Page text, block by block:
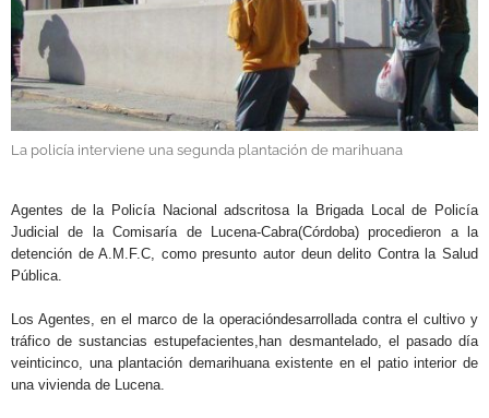
GALERÍAS
La policía interviene una segunda plantación de marihuana
Agentes de la Policía Nacional adscritosa la Brigada Local de Policía
Judicial de la Comisaría de Lucena-Cabra(Córdoba) procedieron a la
detención de A.M.F.C, como presunto autor deun delito Contra la Salud
Pública.
Los Agentes, en el marco de la operacióndesarrollada contra el cultivo y
tráfico de sustancias estupefacientes,han desmantelado, el pasado día
veinticinco, una plantación demarihuana existente en el patio interior de
una vivienda de Lucena.